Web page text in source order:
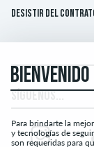
Desistir del
BIENVENIDO
Para brindarte la
y tecnologías de
son requeridas para